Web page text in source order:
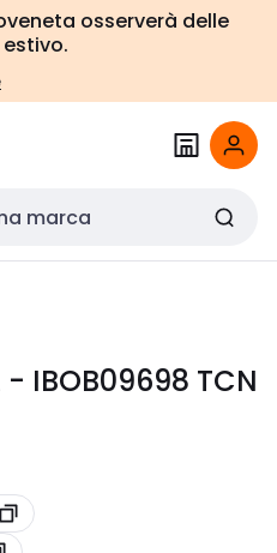
osserverà delle
- IBOB09698 TCN